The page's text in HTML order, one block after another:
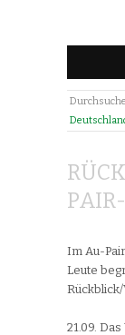
Im Au-
Leute
21.09.